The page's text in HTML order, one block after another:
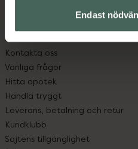
Endast
Kundservice
Kontakta oss
Vanliga frågor
Hitta apotek
Handla tryggt
Leverans, betalning och retur
Kundklubb
Sajtens tillgänglighet